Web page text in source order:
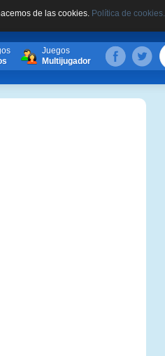
de las cookies. Política de cookies.
Juegos
Multijugador